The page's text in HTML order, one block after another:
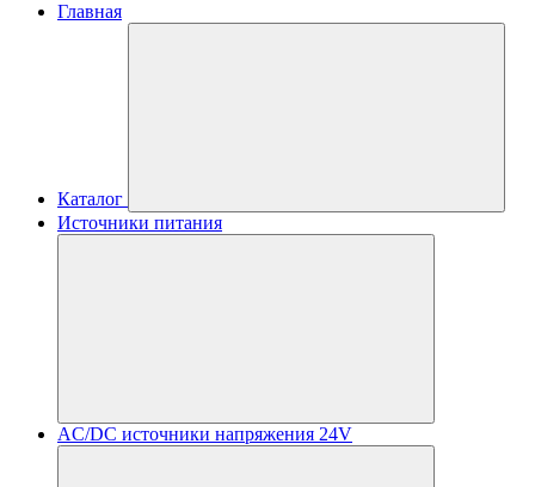
Главная
Каталог
Источники питания
AC/DC источники напряжения 24V